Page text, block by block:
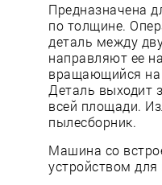
Предназначена
по толщине.
деталь между
направляют ее
вращающийся на
Деталь выходит
всей площади.
пылесборник.
Машина со
устройством для